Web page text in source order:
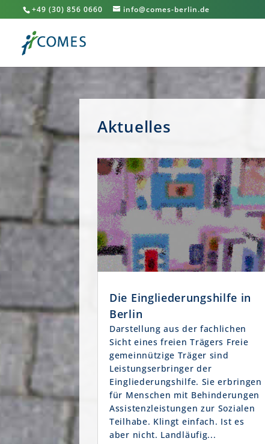
+49 (30) 856 0660 info@comes-berlin.de
Aktuelles
Die Eingliederungshilfe in
Berlin
Darstellung aus der fachlichen
Sicht eines freien Trägers Freie
gemeinnützige Träger sind
Leistungserbringer der
Eingliederungshilfe. Sie erbringen
für Menschen mit Behinderungen
Assistenzleistungen zur Sozialen
Teilhabe. Klingt einfach. Ist es
aber nicht. Landläufig...